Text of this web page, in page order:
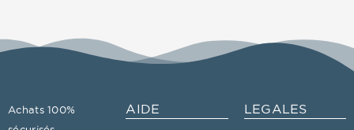
Achats 100%
AIDE LEGALES